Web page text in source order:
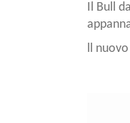
Il Bull
ll